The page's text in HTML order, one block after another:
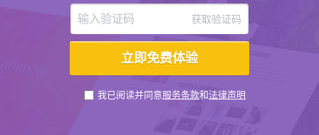
获取验证码
我已阅读并同意服务条款和法律声明